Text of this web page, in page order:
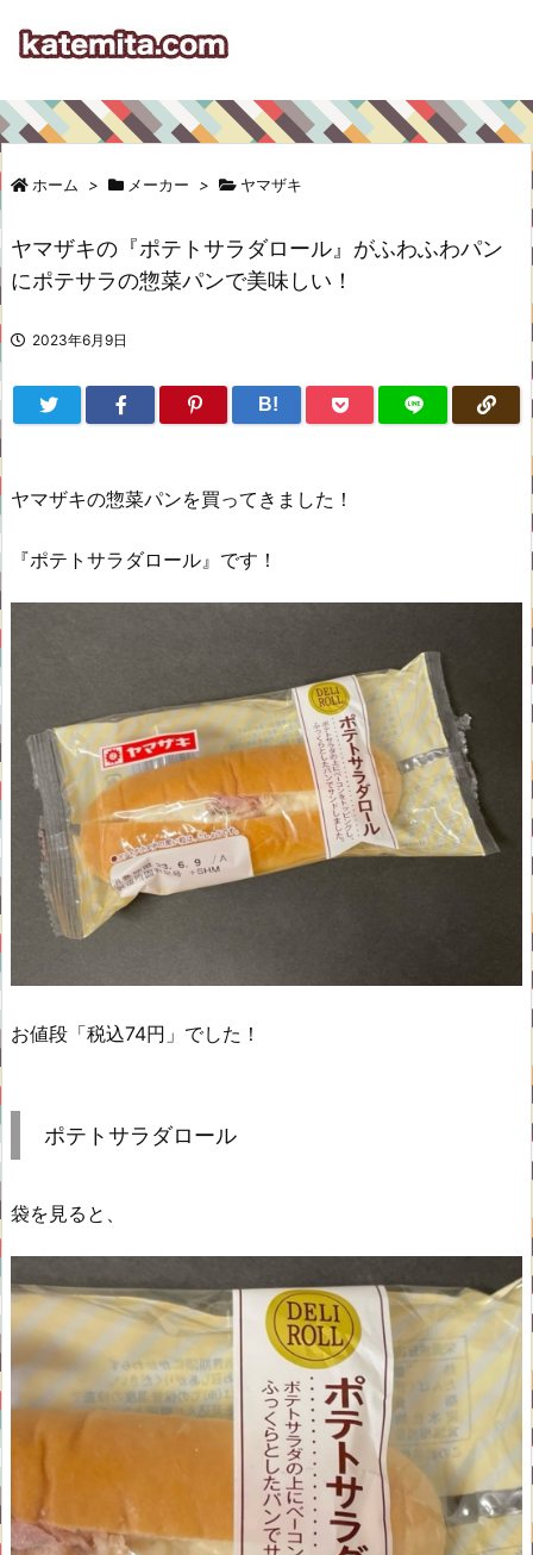
ホーム > メーカー > ヤマザキ
ヤマザキの『ポテトサラダロール』がふわふわパン
にポテサラの惣菜パンで美味しい！
2023年6月9日
B!
ヤマザキの惣菜パンを買ってきました！
『ポテトサラダロール』です！
お値段「税込74円」でした！
ポテトサラダロール
袋を見ると、